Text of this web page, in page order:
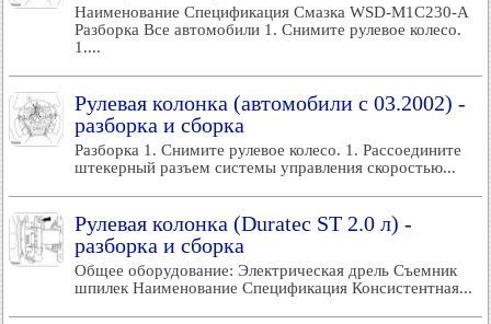
Наименование Спецификация Смазка WSD-M1C230-A
Разборка Все автомобили 1. Снимите рулевое колесо.
1....
Рулевая колонка (автомобили с 03.2002) -
разборка и сборка
Разборка 1. Снимите рулевое колесо. 1. Рассоедините
штекерный разъем системы управления скоростью...
Рулевая колонка (Duratec ST 2.0 л) -
разборка и сборка
Общее оборудование: Электрическая дрель Съемник
шпилек Наименование Спецификация Консистентная...